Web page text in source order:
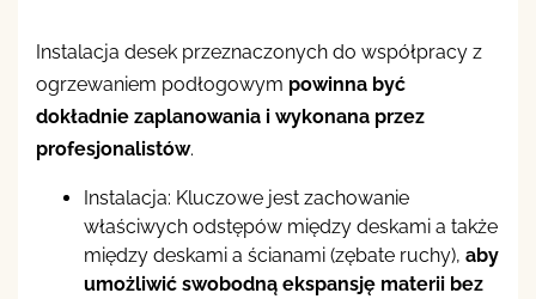
Instalacja desek przeznaczonych do współpracy z
ogrzewaniem podłogowym powinna być
dokładnie zaplanowania i wykonana przez
profesjonalistów.
Instalacja: Kluczowe jest zachowanie
właściwych odstępów między deskami a także
między deskami a ścianami (zębate ruchy), aby
umożliwić swobodną ekspansję materii bez